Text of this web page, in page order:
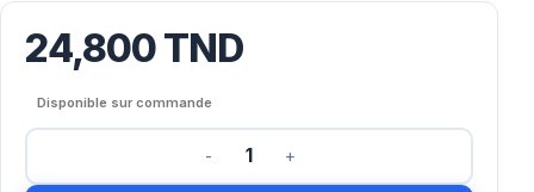
24,800TND
Disponible sur commande